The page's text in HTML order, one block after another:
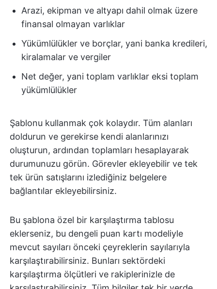
Arazi, ekipman ve altyapı dahil olmak üzere
finansal olmayan varlıklar
Yükümlülükler ve borçlar, yani banka kredileri,
kiralamalar ve vergiler
Net değer, yani toplam varlıklar eksi toplam
yükümlülükler
Şablonu kullanmak çok kolaydır. Tüm alanları
doldurun ve gerekirse kendi alanlarınızı
oluşturun, ardından toplamları hesaplayarak
durumunuzu görün. Görevler ekleyebilir ve tek
tek ürün satışlarını izlediğiniz belgelere
bağlantılar ekleyebilirsiniz.
Bu şablona özel bir karşılaştırma tablosu
eklerseniz, bu dengeli puan kartı modeliyle
mevcut sayıları önceki çeyreklerin sayılarıyla
karşılaştırabilirsiniz. Bunları sektördeki
karşılaştırma ölçütleri ve rakiplerinizle de